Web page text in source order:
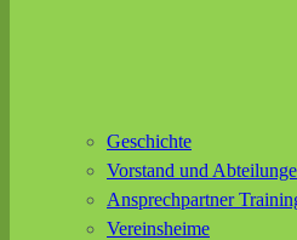
Geschichte
Vorstand und
Ansprechpartner
Vereinsheime